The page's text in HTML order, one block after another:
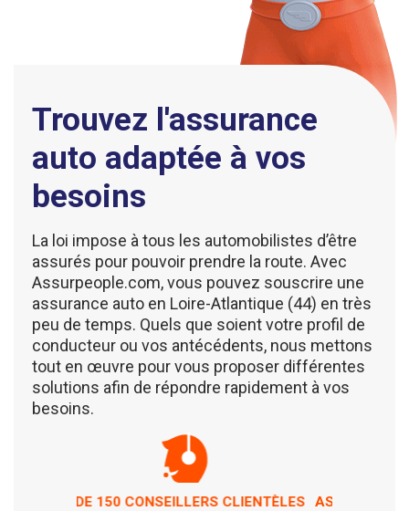
Trouvez l'assurance
auto adaptée à vos
besoins
La loi impose à tous les automobilistes d’être
assurés pour pouvoir prendre la route. Avec
Assurpeople.com, vous pouvez souscrire une
assurance auto en Loire-Atlantique (44) en très
peu de temps. Quels que soient votre profil de
conducteur ou vos antécédents, nous mettons
tout en œuvre pour vous proposer différentes
solutions afin de répondre rapidement à vos
besoins.
ASSISTANCE 7 JOURS / 7 ET 24H / 24